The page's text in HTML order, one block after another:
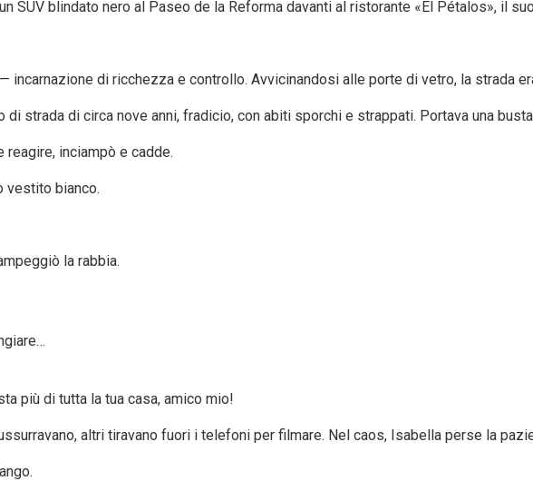
SUV blindato nero al Paseo de la Reforma davanti al ristorante «El Pétalos», il
incarnazione di ricchezza e controllo. Avvicinandosi alle porte di vetro, la strada
di strada di circa nove anni, fradicio, con abiti sporchi e strappati. Portava una
reagire, inciampò e cadde.
vestito bianco.
la rabbia.
più di tutta la tua casa, amico mio!
altri tiravano fuori i telefoni per filmare. Nel caos, Isabella perse la